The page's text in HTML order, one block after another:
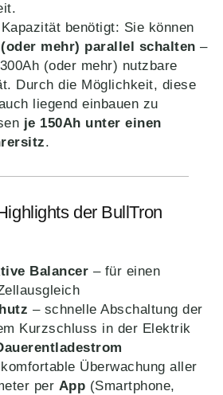
benötigt: Sie können
mehr) parallel schalten –
(oder mehr) nutzbare
Durch die Möglichkeit, diese
liegend einbauen zu
je 150Ah unter einen
.
der BullTron
Balancer – für einen
– schnelle Abschaltung der
Kurzschluss in der Elektrik
Überwachung aller
per App (Smartphone,